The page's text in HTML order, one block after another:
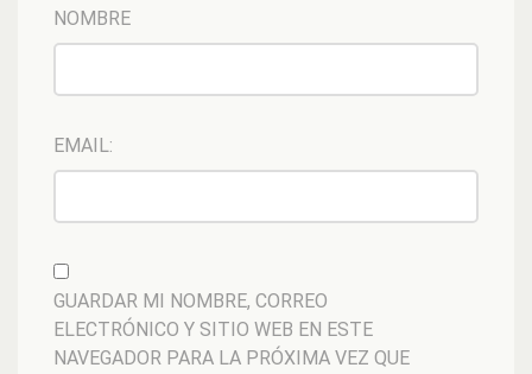
NOMBRE
EMAIL:
GUARDAR MI NOMBRE, CORREO
ELECTRÓNICO Y SITIO WEB EN ESTE
NAVEGADOR PARA LA PRÓXIMA VEZ QUE